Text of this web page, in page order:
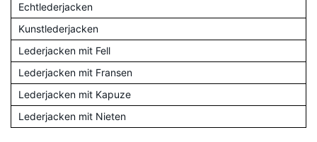
Echtlederjacken
Kunstlederjacken
Lederjacken mit Fell
Lederjacken mit Fransen
Lederjacken mit Kapuze
Lederjacken mit Nieten